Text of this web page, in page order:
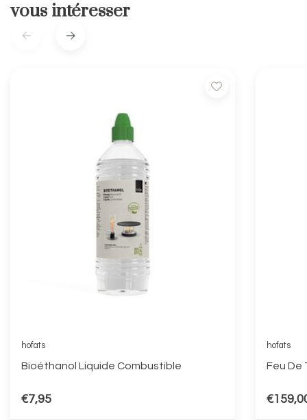
vous intéresser
hofats
Bioéthanol Liquide Combustible
€7,95
hofats
Feu De